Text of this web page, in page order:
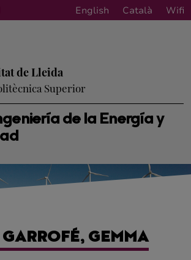
English Català Wifi
de la Energía y
de Lleida
Superior
GARROFÉ, GEMMA